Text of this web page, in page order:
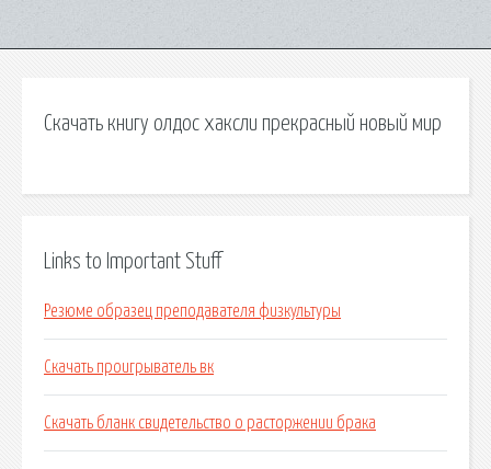
Скачать книгу олдос хаксли прекрасный новый мир
Links to Important Stuff
Резюме образец преподавателя физкультуры
Скачать проигрыватель вк
Скачать бланк свидетельство о расторжении брака